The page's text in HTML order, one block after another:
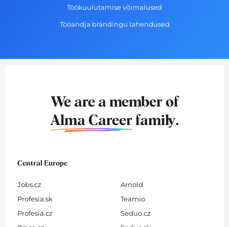
Töökuulutamise võimalused
Tööandja brändingu lahendused
We are a member of
Alma Career family.
Central Europe
Jobs.cz
Profesia.sk
Profesia.cz
Arnold
Teamio
Seduo.cz